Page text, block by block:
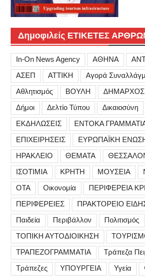
Δημοφιλείς ΕΤΙΚΕΤΕΣ
In-On News Agency ΑΘΗΝΑ
ΑΣΕΠ
ΑΤΤΙΚΗ
Αγορά
Αθλητισμός
ΒΟΥΛΗ ΔΗΜΑΡΧΟΣ
Δήμοι
Δελτίο Τύπου Δικαιοσύνη
ΕΚΔΗΛΩΣΕΙΣ
ΕΝΤΟΚΑ
ΕΠΙΧΕΙΡΗΣΕΙΣ
ΕΥΡΩΠΑΪΚΗ
ΗΡΑΚΛΕΙΟ
ΘΕΜΑΤΑ
ΙΣΟΤΙΜΙΑ
ΚΡΗΤΗ ΜΟΥΣΕΙΑ
ΟΤΑ
Οικονομία
ΠΕΡΙΦΕΡΕΙΑ
ΠΕΡΙΦΕΡΕΙΕΣ
ΠΡΑΚΤΟΡΕΙΟ
Παιδεία
Περιβάλλον Πολιτισμός
ΤΟΠΙΚΗ ΑΥΤΟΔΙΟΙΚΗΣΗ
ΤΡΑΠΕΖΟΓΡΑΜΜΑΤΙΑ
Τράπεζα
Τράπεζες
ΥΠΟΥΡΓΕΙΑ Υγεία